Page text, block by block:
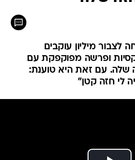
לצבור מיליון עוקבים
ופרשה מפוקפקת עם
שלה. עם זאת היא טוענת:
לי חזה קטן"